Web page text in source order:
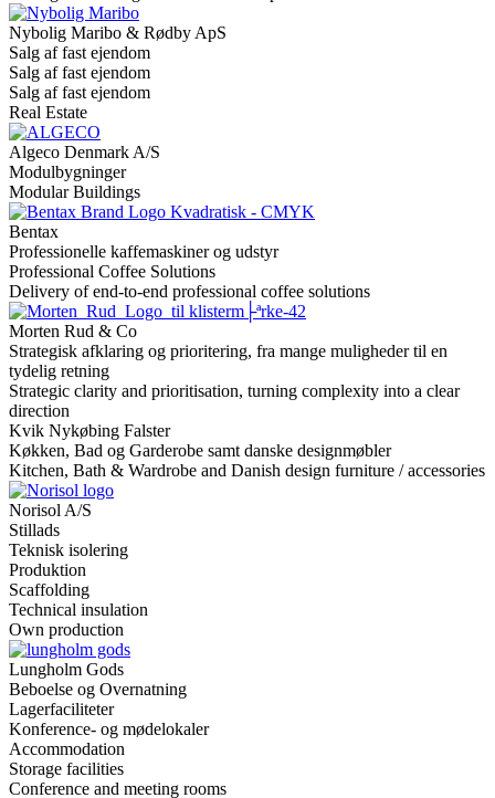
Nybolig Maribo & Rødby ApS
Salg af fast ejendom
Salg af fast ejendom
Salg af fast ejendom
Real Estate
Algeco Denmark A/S
Modulbygninger
Modular Buildings
Bentax
Professionelle kaffemaskiner og udstyr
Professional Coffee Solutions
Delivery of end-to-end professional coffee solutions
Morten Rud & Co
Strategisk afklaring og prioritering, fra mange muligheder til en
tydelig retning
Strategic clarity and prioritisation, turning complexity into a clear
direction
Kvik Nykøbing Falster
Køkken, Bad og Garderobe samt danske designmøbler
Kitchen, Bath & Wardrobe and Danish design furniture / accessories
Norisol A/S
Stillads
Teknisk isolering
Produktion
Scaffolding
Technical insulation
Own production
Lungholm Gods
Beboelse og Overnatning
Lagerfaciliteter
Konference- og mødelokaler
Accommodation
Storage facilities
Conference and meeting rooms